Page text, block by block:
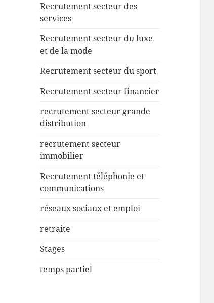
Recrutement secteur des
services
Recrutement secteur du luxe
et de la mode
Recrutement secteur du sport
Recrutement secteur financier
recrutement secteur grande
distribution
recrutement secteur
immobilier
Recrutement téléphonie et
communications
réseaux sociaux et emploi
retraite
Stages
temps partiel